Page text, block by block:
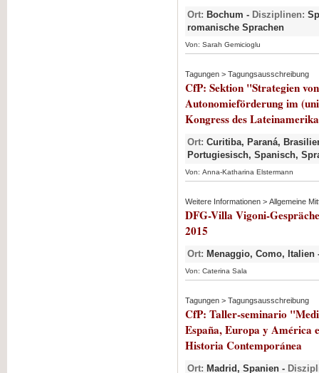
Ort: Bochum - Disziplinen:
romanische Sprachen
Von: Sarah Gemicioglu
Tagungen > Tagungsausschreibung
CfP: Sektion "Strategien
Autonomieförderung im
Kongress des
Ort: Curitiba, Paraná,
Portugiesisch, Spanisch,
Von: Anna-Katharina Elstermann
Weitere Informationen > Allgemeine
DFG-Villa Vigoni-
2015
Ort: Menaggio, Como, Italien
Von: Caterina Sala
Tagungen > Tagungsausschreibung
CfP: Taller-seminario
España, Europa y América
Historia Contemporánea
Ort: Madrid, Spanien -